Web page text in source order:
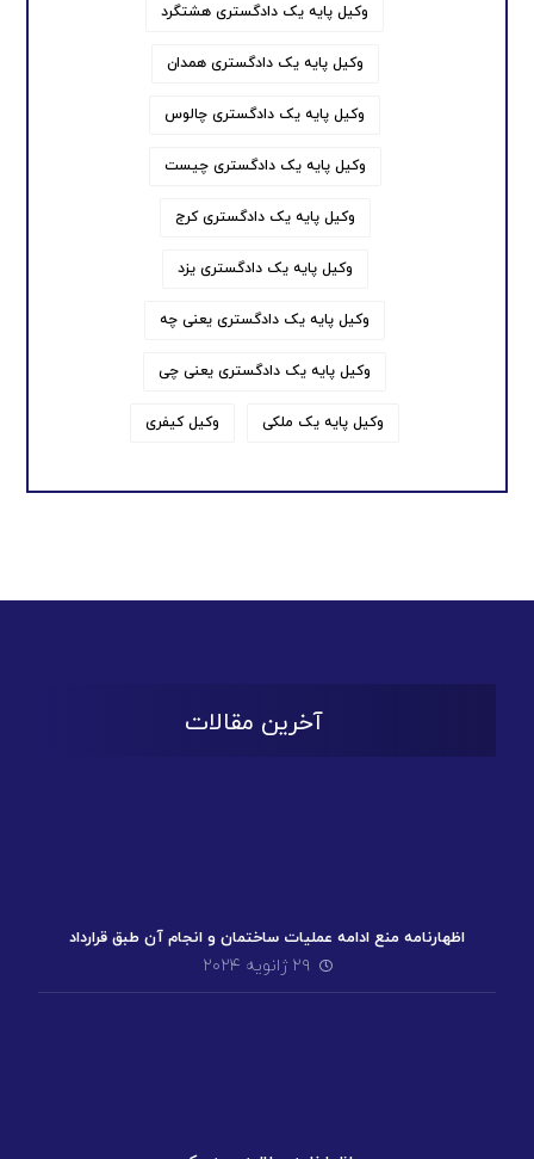
وکیل پایه یک دادگستری هشتگرد
وکیل پایه یک دادگستری همدان
وکیل پایه یک دادگستری چالوس
وکیل پایه یک دادگستری چیست
وکیل پایه یک دادگستری کرج
وکیل پایه یک دادگستری یزد
وکیل پایه یک دادگستری یعنی چه
وکیل پایه یک دادگستری یعنی چی
وکیل پایه یک ملکی وکیل کیفری
آخرین مقالات
اظهارنامه منع ادامه عملیات ساختمان و انجام آن طبق قرارداد
۲۹ ژانویه ۲۰۲۴